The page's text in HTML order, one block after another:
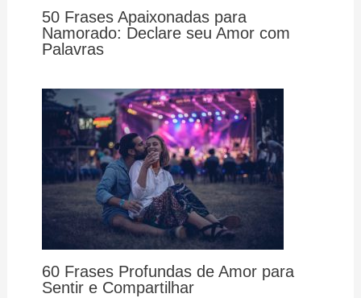
50 Frases Apaixonadas para
Namorado: Declare seu Amor com
Palavras
60 Frases Profundas de Amor para
Sentir e Compartilhar